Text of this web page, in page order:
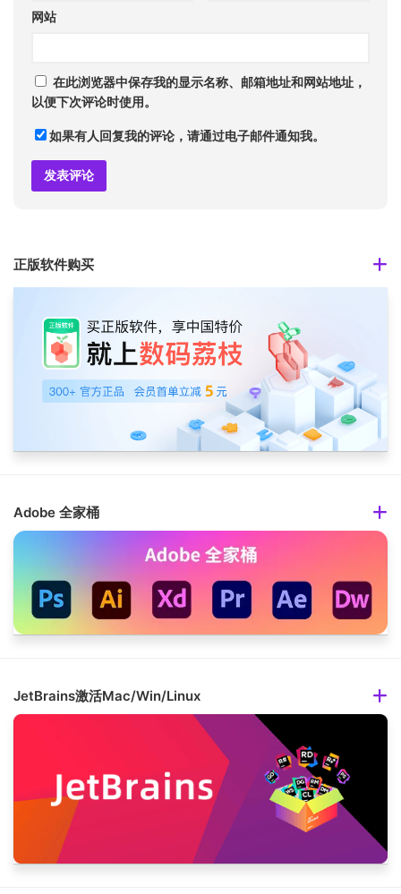
网站
在此浏览器中保存我的显示名称、邮箱地址和网站地址，
以便下次评论时使用。
如果有人回复我的评论，请通过电子邮件通知我。
正版软件购买
Adobe 全家桶
JetBrains激活Mac/Win/Linux